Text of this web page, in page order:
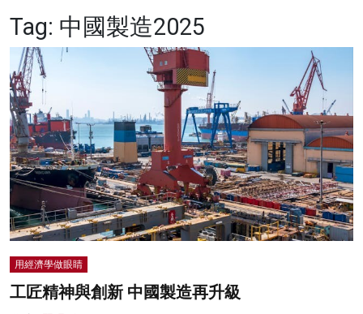
健康
商業
科技
影片
名家榜
灼見活動
Tag: 中國製造2025
用經濟學做眼睛
工匠精神與創新 中國製造再升級